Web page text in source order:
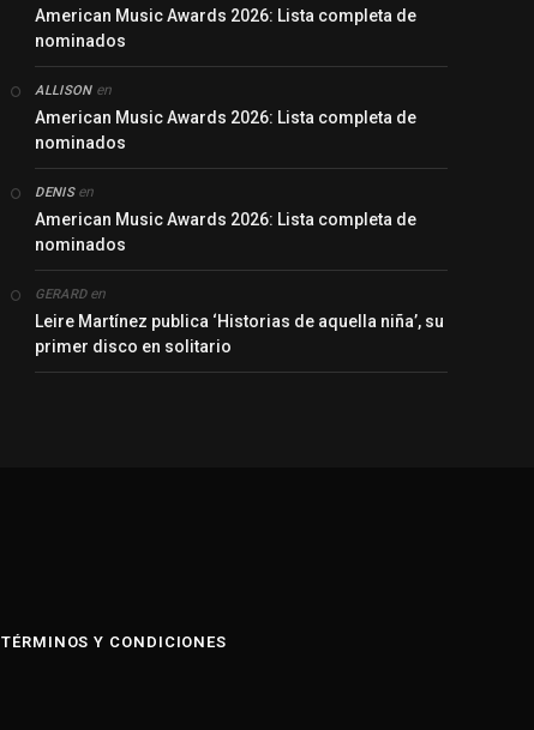
American Music Awards 2026: Lista completa de
nominados
ALLISONen
American Music Awards 2026: Lista completa de
nominados
DENISen
American Music Awards 2026: Lista completa de
nominados
GERARDen
Leire Martínez publica ‘Historias de aquella niña’, su
primer disco en solitario
TÉRMINOS Y CONDICIONES